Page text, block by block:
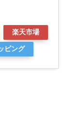
楽天市場
ピング